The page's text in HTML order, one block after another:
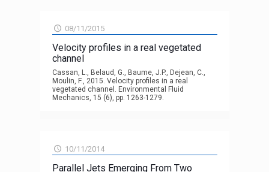
08/11/2015
Velocity profiles in a real vegetated
channel
Cassan, L., Belaud, G., Baume, J.P., Dejean, C.,
Moulin, F., 2015. Velocity profiles in a real
vegetated channel. Environmental Fluid
Mechanics, 15 (6), pp. 1263-1279.
10/11/2014
Parallel Jets Emerging From Two